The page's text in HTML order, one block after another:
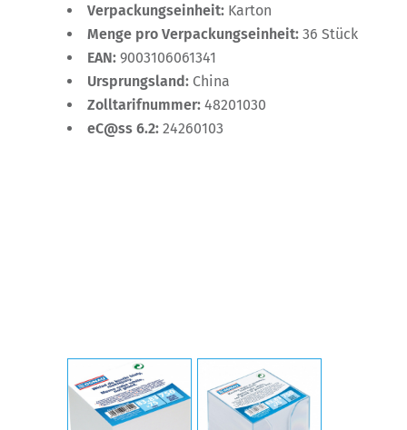
Verpackungseinheit: Karton
Menge pro Verpackungseinheit: 36 Stück
EAN: 9003106061341
Ursprungsland: China
Zolltarifnummer: 48201030
eC@ss 6.2: 24260103